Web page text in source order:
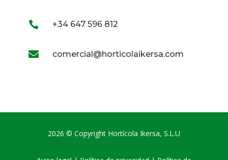
 +34 647 596 812
 comercial@horticolaikersa.com
2026 © Copyright Hortícola Ikersa, S.L.U